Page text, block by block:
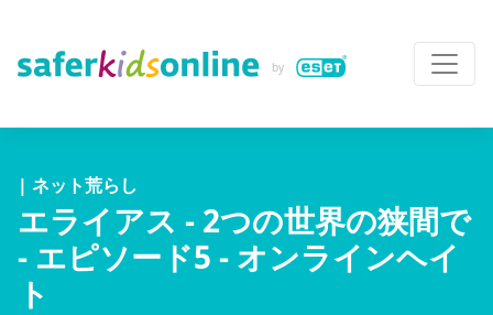
| ネット荒らし
エライアス - 2つの世界の狭間で
- エピソード5 - オンラインヘイ
ト